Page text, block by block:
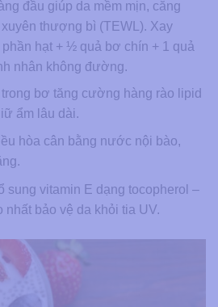
đầu giúp da mềm mịn, căng
thượng bì (TEWL). Xay
hạt + ½ quả bơ chín + 1 quả
nhân không đường.
bơ tăng cường hàng rào lipid
ẩm lâu dài.
hòa cân bằng nước nội bào,
sung vitamin E dạng tocopherol –
nhất bảo vệ da khỏi tia UV.